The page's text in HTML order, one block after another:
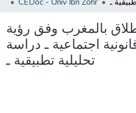
بالمغرب وفق رؤية
اجتماعية ـ دراسة
تحليلية تطبيقية ـ